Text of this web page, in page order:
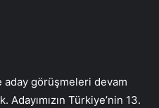
görüşmeleri devam
Türkiye’nin 13.